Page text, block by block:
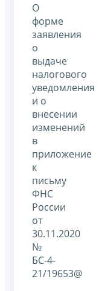
О
форме
заявления
о
выдаче
налогового
уведомления
и о
внесении
изменений
в
приложение
к
письму
ФНС
России
от
30.11.2020
№
БС-4-
21/19653@